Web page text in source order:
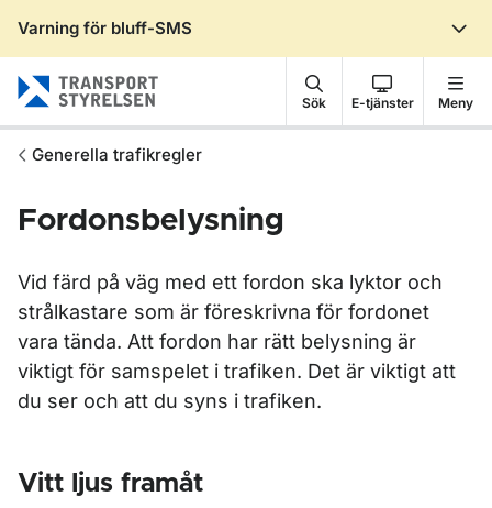
Varning för bluff-SMS
Sök E-tjänster Meny
Generella trafikregler
Fordonsbelysning
Vid färd på väg med ett fordon ska lyktor och
strålkastare som är föreskrivna för fordonet
vara tända. Att fordon har rätt belysning är
viktigt för samspelet i trafiken. Det är viktigt att
du ser och att du syns i trafiken.
Vitt ljus framåt